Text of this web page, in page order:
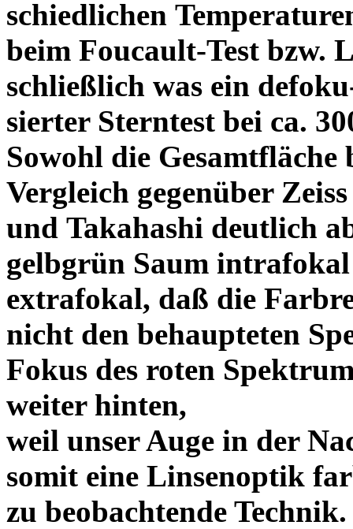
schiedlichen
beim Foucault-Test bzw.
schließlich was ein
sierter Sterntest bei ca.
Sowohl die
Vergleich gegenüber Zeiss
und Takahashi deutlich
gelbgrün Saum
extrafokal, daß die
nicht den behaupteten
Fokus des roten
weiter hinten,
weil unser Auge in der
somit eine Linsenoptik
zu beobachtende